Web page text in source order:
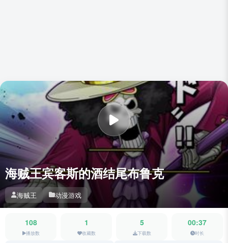
海贼王宾客斯的酒结尾布鲁克
海贼王 动漫游戏
108
播放数
1
收藏数
5
下载数
00:37
时长